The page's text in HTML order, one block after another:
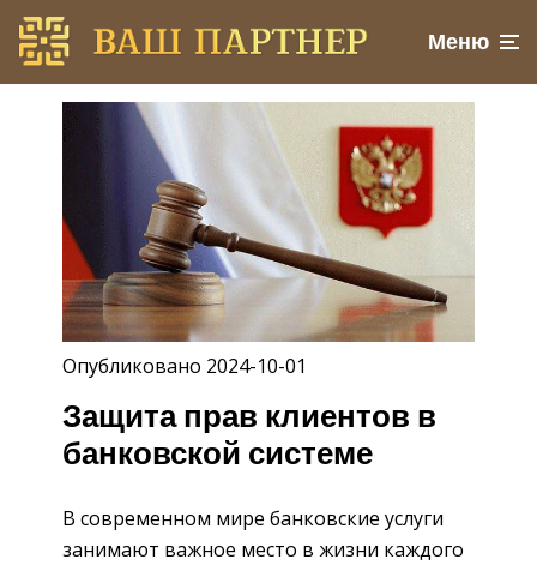
Меню
Опубликовано 2024-10-01
Защита прав клиентов в
банковской системе
В современном мире банковские услуги
занимают важное место в жизни каждого